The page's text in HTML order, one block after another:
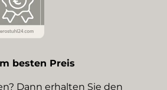
besten Preis
Dann erhalten Sie den